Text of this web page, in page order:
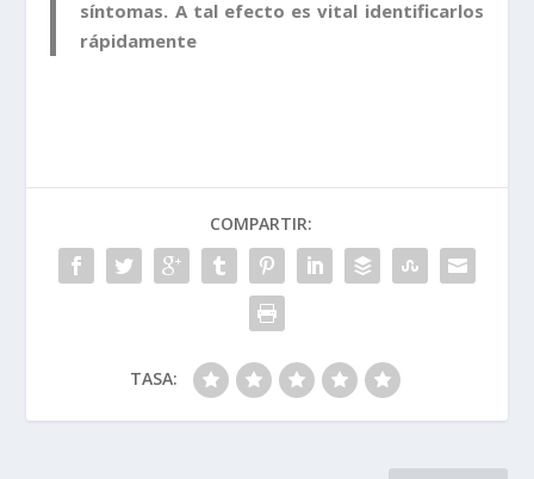
síntomas. A tal efecto es vital identificarlos
rápidamente
COMPARTIR:
TASA: